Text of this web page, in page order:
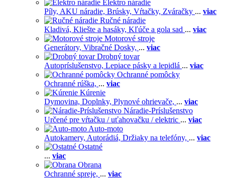
Elektro náradie
Píly, AKU náradie, Brúsky, Vŕtačky, Zváračky ... viac
Ručné náradie
Kladivá, Kliešte a hasáky, Kľúče a gola sad ... viac
Motorové stroje
Generátory, Vibračné Dosky, ... viac
Drobný tovar
Autopríslušenstvo, Lepiace pásky a lepidlá ... viac
Ochranné pomôcky
Ochranné rúška, ... viac
Kúrenie
Dymovina, Doplnky, Plynové ohrievače, ... viac
Náradie-Príslušenstvo
Určené pre vŕtačku / uťahovačku / elektric ... viac
Auto-moto
Autokamery, Autorádiá, Držiaky na telefóny, ... viac
Ostatné
... viac
Obrana
Ochranné spreje, ... viac